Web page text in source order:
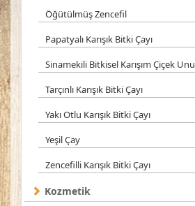
Öğütülmüş Zencefil
Papatyalı Karışık Bitki Çayı
Sinamekili Bitkisel Karışım Çiçek Unu
Tarçınlı Karışık Bitki Çayı
Yakı Otlu Karışık Bitki Çayı
Yeşil Çay
Zencefilli Karışık Bitki Çayı
Kozmetik